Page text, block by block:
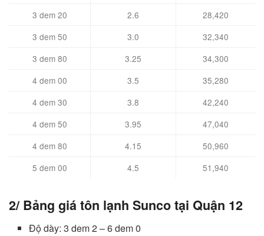
3 dem 20 2.6
28,420
3 dem 50
3.0
32,340
3 dem 80
3.25
34,300
4 dem 00
3.5
35,280
4 dem 30
3.8
42,240
4 dem 50
3.95
47,040
4 dem 80
4.15
50,960
5 dem 00
4.5 51,940
2/ Bảng giá tôn lạnh Sunco tại Quận 12
Độ dày: 3 dem 2 – 6 dem 0